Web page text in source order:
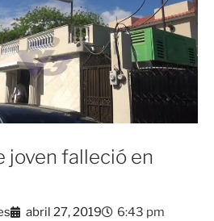
joven falleció en
abril 27, 2019 6:43 pm